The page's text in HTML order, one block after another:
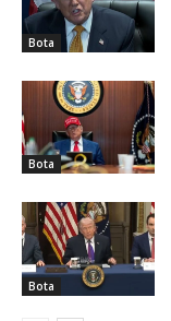
Bota
Bota
Bota